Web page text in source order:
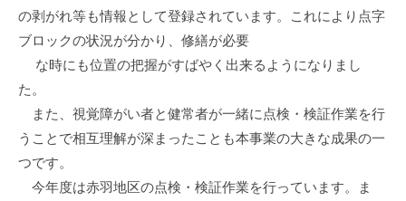
の剥がれ等も情報として登録されています。これにより点字
ブロックの状況が分かり、修繕が必要
な時にも位置の把握がすばやく出来るようになりまし
た。
また、視覚障がい者と健常者が一緒に点検・検証作業を行
うことで相互理解が深まったことも本事業の大きな成果の一
つです。
今年度は赤羽地区の点検・検証作業を行っています。ま